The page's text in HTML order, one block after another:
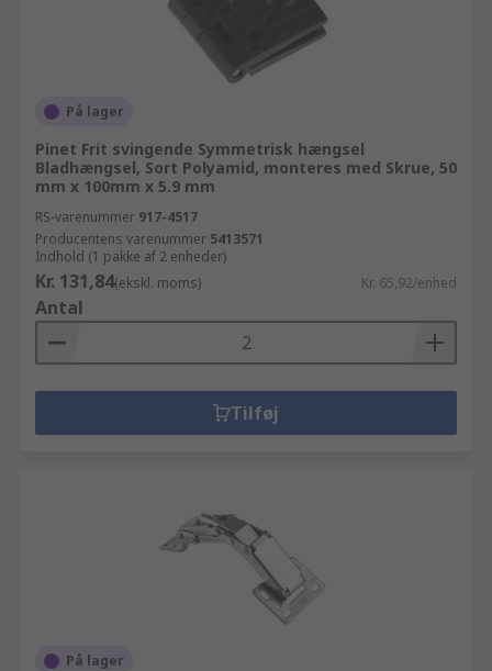
På lager
Pinet Frit svingende Symmetrisk hængsel
Bladhængsel, Sort Polyamid, monteres med Skrue, 50
mm x 100mm x 5.9 mm
RS-varenummer 917-4517
Producentens varenummer 5413571
Indhold (1 pakke af 2 enheder)
Kr. 131,84(ekskl. moms) Kr. 65,92/enhed
Antal
Tilføj
På lager